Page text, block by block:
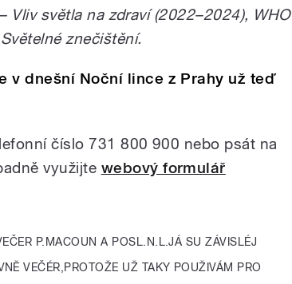
Vliv světla na zdraví (2022–2024), WHO
znečištění.
v dnešní Noční lince z Prahy už teď
číslo 731 800 900 nebo psát na
využijte webový formulář
P.MACOUN A POSL.N.L.JÁ SU ZÁVISLÉJ
VEČÉR,PROTOŽE UŽ TAKY POUŽIVÁM PRO